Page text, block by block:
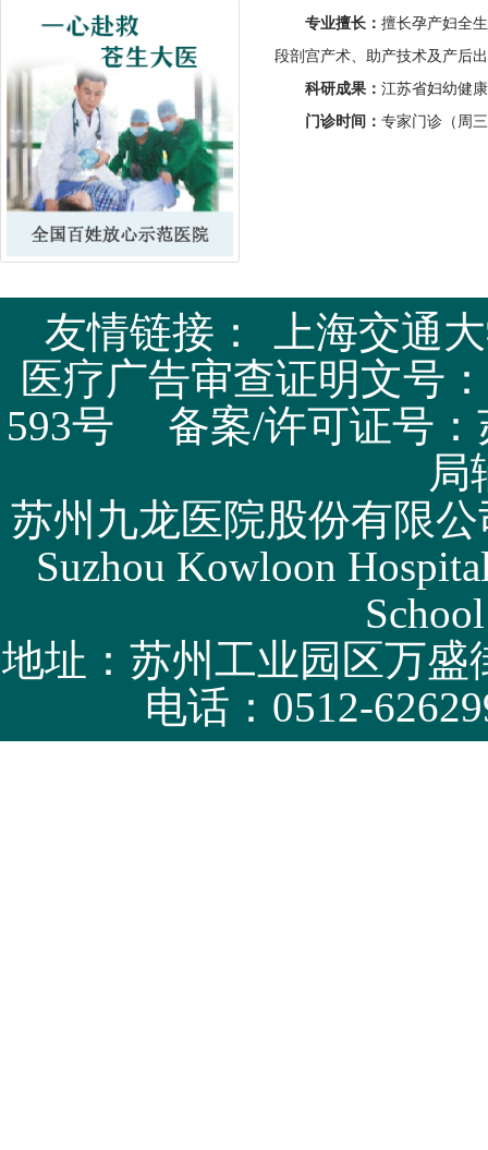
专业擅长：擅长孕产妇全
段剖宫产术、助产技术及产后
科研成果：江苏省妇幼健
门诊时间： 专家门诊（周
友情链接：
上海交通
医疗广告审查证明文号
593号 备案/许可证号：
局
苏州九龙医院股份有限
Suzhou Kowloon
地址：苏州工业园区万盛
电话：0512-